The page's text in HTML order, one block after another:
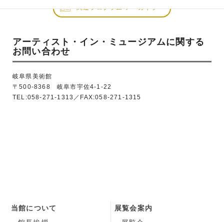
関連プログラム アーカイブ
アーティスト・イン・ミュージアムに関する
お問い合わせ
岐阜県美術館
〒500‐8368 岐阜市宇佐4‐1‐22
TEL:058-271-1313／FAX:058-271-1315
当館について
展覧会案内